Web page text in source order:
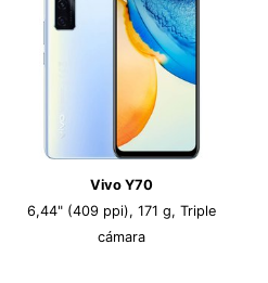
Vivo Y70
6,44" (409 ppi), 171 g, Triple
cámara